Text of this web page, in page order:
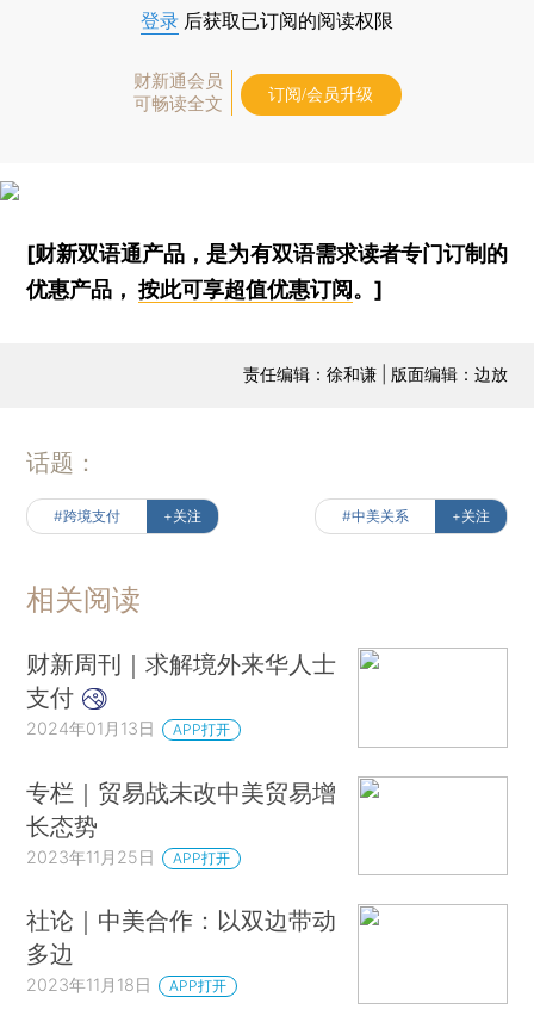
登录 后获取已订阅的阅读权限
财新通会员
可畅读全文
订阅/会员升级
[财新双语通产品，是为有双语需求读者专门订制的
优惠产品，按此可享超值优惠订阅。]
责任编辑：徐和谦 | 版面编辑：边放
话题：
#跨境支付 +关注 #中美关系 +关注
相关阅读
财新周刊｜求解境外来华人士
支付
2024年01月13日 APP打开
专栏｜贸易战未改中美贸易增
长态势
2023年11月25日 APP打开
社论｜中美合作：以双边带动
多边
2023年11月18日 APP打开